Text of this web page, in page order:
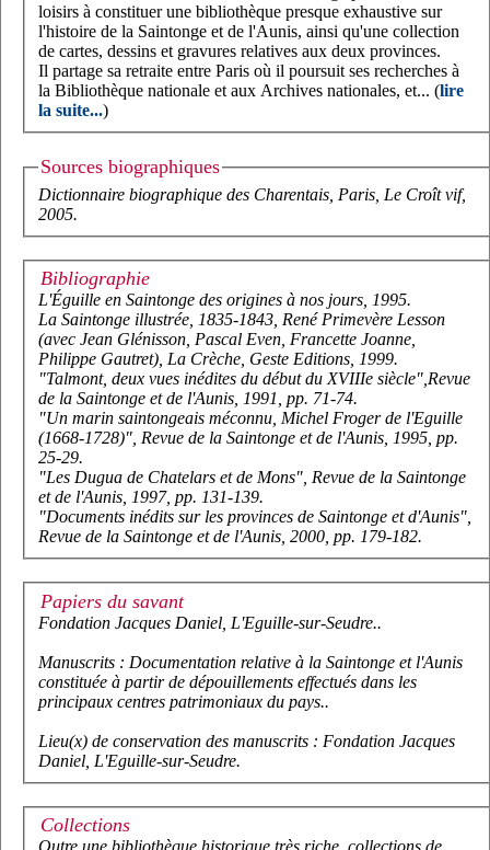
loisirs à constituer une bibliothèque presque exhaustive sur
l'histoire de la Saintonge et de l'Aunis, ainsi qu'une collection
de cartes, dessins et gravures relatives aux deux provinces.
Il partage sa retraite entre Paris où il poursuit ses recherches à
la Bibliothèque nationale et aux Archives nationales, et... (lire
la suite...)
Sources biographiques
Dictionnaire biographique des Charentais , Paris, Le Croît vif,
2005.
Bibliographie
L'Éguille en Saintonge des origines à nos jours , 1995.
La Saintonge illustrée, 1835-1843, René Primevère Lesson
(avec Jean Glénisson, Pascal Even, Francette Joanne,
Philippe Gautret), La Crèche, Geste Editions, 1999.
"Talmont, deux vues inédites du début du XVIIIe siècle", Revue
de la Saintonge et de l'Aunis , 1991, pp. 71-74.
"Un marin saintongeais méconnu, Michel Froger de l'Eguille
(1668-1728)", Revue de la Saintonge et de l'Aunis , 1995, pp.
25-29.
"Les Dugua de Chatelars et de Mons", Revue de la Saintonge
et de l'Aunis , 1997, pp. 131-139.
"Documents inédits sur les provinces de Saintonge et d'Aunis",
Revue de la Saintonge et de l'Aunis , 2000, pp. 179-182.
Papiers du savant
Fondation Jacques Daniel, L'Eguille-sur-Seudre..
Manuscrits : Documentation relative à la Saintonge et l'Aunis
constituée à partir de dépouillements effectués dans les
principaux centres patrimoniaux du pays..
Lieu(x) de conservation des manuscrits : Fondation Jacques
Daniel, L'Eguille-sur-Seudre.
Collections